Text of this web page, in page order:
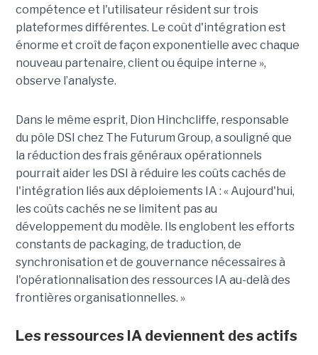
compétence et l'utilisateur résident sur trois
plateformes différentes. Le coût d'intégration est
énorme et croît de façon exponentielle avec chaque
nouveau partenaire, client ou équipe interne »,
observe l’analyste.
Dans le même esprit, Dion Hinchcliffe, responsable
du pôle DSI chez The Futurum Group, a souligné que
la réduction des frais généraux opérationnels
pourrait aider les DSI à réduire les coûts cachés de
l'intégration liés aux déploiements IA : « Aujourd'hui,
les coûts cachés ne se limitent pas au
développement du modèle. Ils englobent les efforts
constants de packaging, de traduction, de
synchronisation et de gouvernance nécessaires à
l'opérationnalisation des ressources IA au-delà des
frontières organisationnelles. »
Les ressources IA deviennent des actifs